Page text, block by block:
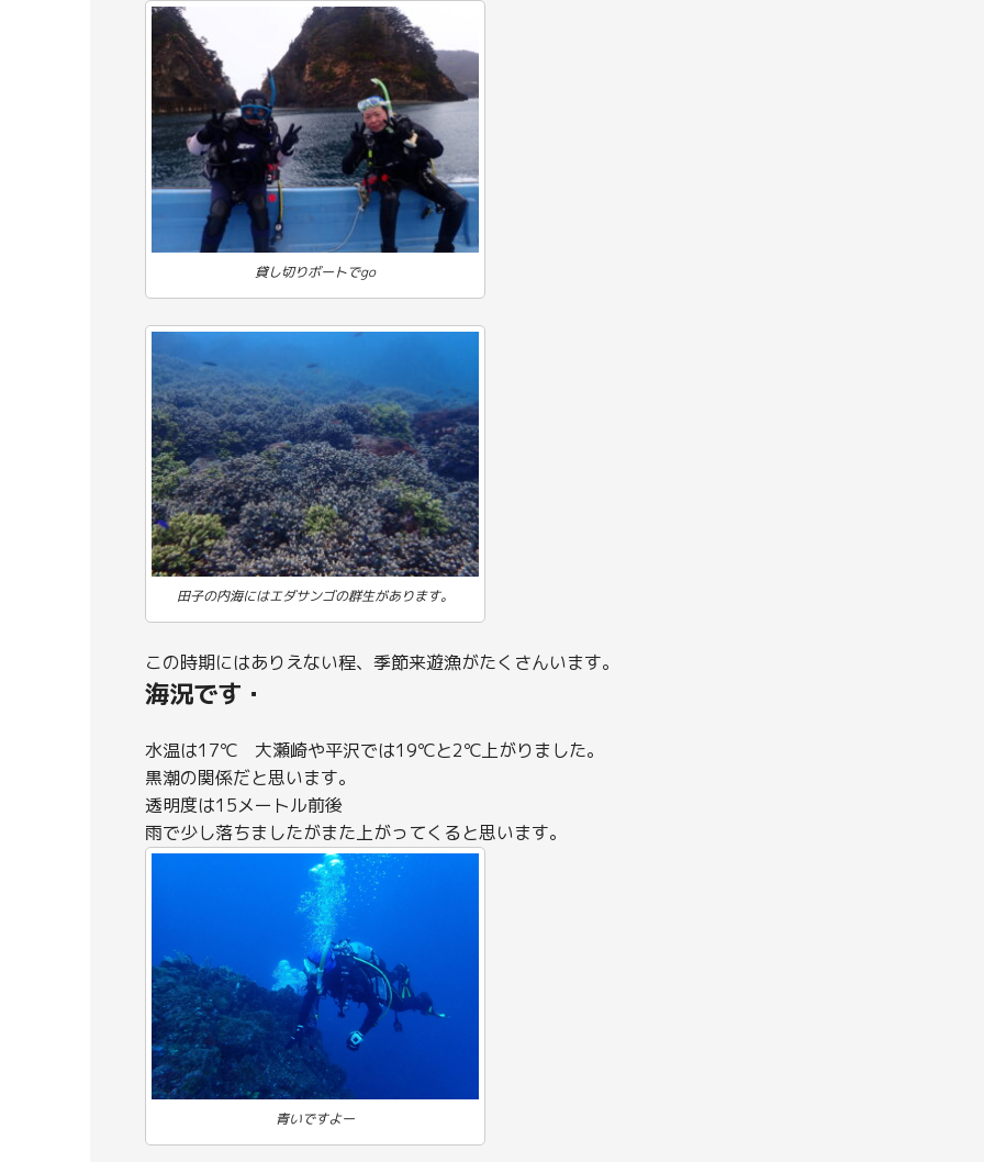
貸し切りボートでgo
田子の内海にはエダサンゴの群生があります。
この時期にはありえない程、季節来遊漁がたくさんいます。
海況です・
水温は17℃ 大瀬崎や平沢では19℃と2℃上がりました。
黒潮の関係だと思います。
透明度は15メートル前後
雨で少し落ちましたがまた上がってくると思います。
青いですよー